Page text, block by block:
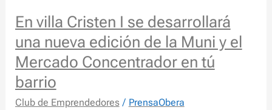
En villa Cristen I se desarrollará
una nueva edición de la Muni y el
Mercado Concentrador en tú
barrio
Club de Emprendedores/ PrensaObera